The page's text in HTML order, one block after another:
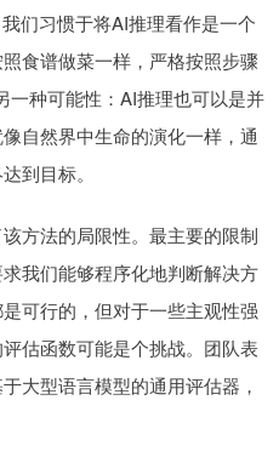
们习惯于将AI推理看作是一个
食谱做菜一样，严格按照步骤
一种可能性：AI推理也可以是并
自然界中生命的演化一样，通
到目标。
方法的局限性。最主要的限制
我们能够程序化地判断解决方
可行的，但对于一些主观性强
估函数可能是个挑战。团队表
大型语言模型的通用评估器，